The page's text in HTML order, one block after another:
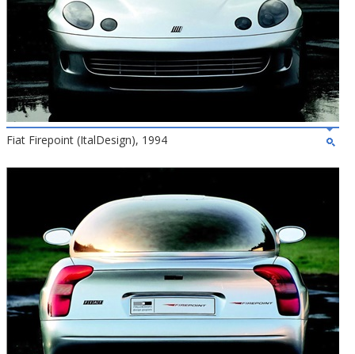
Fiat Firepoint (ItalDesign), 1994